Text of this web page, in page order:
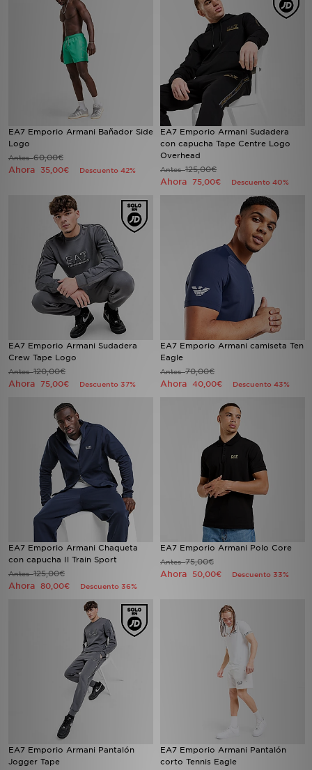
EA7 Emporio Armani Bañador Side
Logo
Antes60,00€
Ahora 35,00€ Descuento 42%
EA7 Emporio Armani Sudadera
con capucha Tape Centre Logo
Overhead
Antes125,00€
Ahora 75,00€ Descuento 40%
EA7 Emporio Armani Sudadera
Crew Tape Logo
Antes120,00€
Ahora 75,00€ Descuento 37%
EA7 Emporio Armani camiseta Ten
Eagle
Antes70,00€
Ahora 40,00€ Descuento 43%
EA7 Emporio Armani Chaqueta
con capucha Il Train Sport
Antes125,00€
Ahora 80,00€ Descuento 36%
EA7 Emporio Armani Polo Core
Antes75,00€
Ahora 50,00€ Descuento 33%
EA7 Emporio Armani Pantalón
Jogger Tape
EA7 Emporio Armani Pantalón
corto Tennis Eagle